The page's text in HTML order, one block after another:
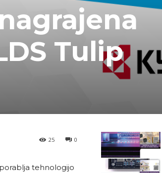
Tulip
0
25
tehnologijo